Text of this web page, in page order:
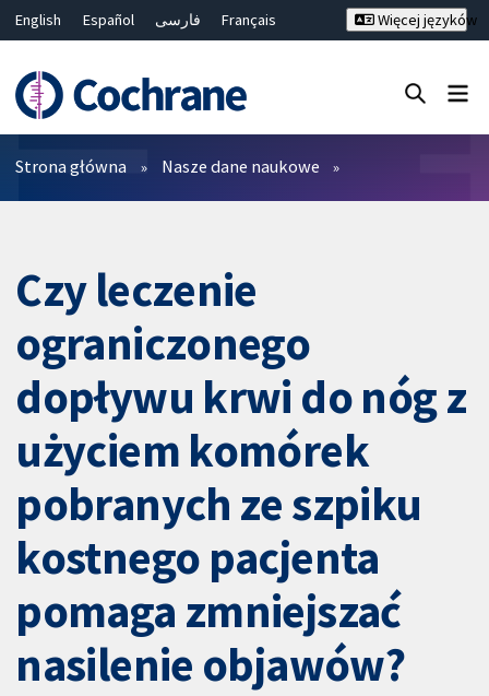
English Español فارسی
Français
Bahasa Malaysia
ไทย
繁體中文
简体中文
Więcej języków
Filtry
Strona główna Nasze dane naukowe
Czy leczenie
ograniczonego
dopływu krwi do nóg z
użyciem komórek
pobranych ze szpiku
kostnego pacjenta
pomaga zmniejszać
nasilenie objawów?